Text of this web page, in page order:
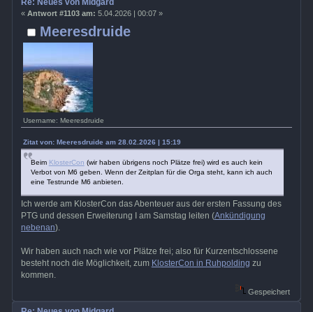
Meeresdruide
Username: Meeresdruide
Re: Neues von Midgard
« Antwort #1103 am: 5.04.2026 | 00:07 »
Zitat von: Meeresdruide am 28.02.2026 | 15:19
Beim KlosterCon (wir haben übrigens noch Plätze frei) wird es auch kein
Verbot von M6 geben. Wenn der Zeitplan für die Orga steht, kann ich auch
eine Testrunde M6 anbieten.
Ich werde am KlosterCon das Abenteuer aus der ersten Fassung des
PTG und dessen Erweiterung I am Samstag leiten (Ankündigung
nebenan).
Wir haben auch nach wie vor Plätze frei; also für Kurzentschlossene
besteht noch die Möglichkeit, zum KlosterCon in Ruhpolding zu
kommen.
Gespeichert